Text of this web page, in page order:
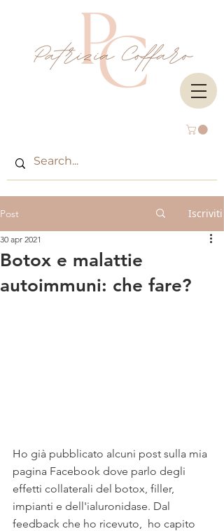
Post Iscriviti
Botox e malattie
autoimmuni: che fare?
30 apr 2021
Ho già pubblicato alcuni post sulla mia
pagina Facebook dove parlo degli
effetti collaterali del botox, filler,
impianti e dell'ialuronidase. Dal
feedback che ho ricevuto,  ho capito